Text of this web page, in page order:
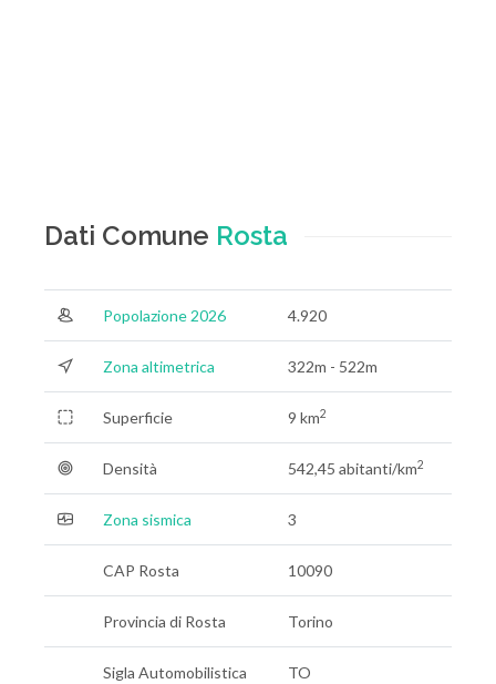
Dati Comune Rosta
Popolazione 2026 4.920
Zona altimetrica 322m - 522m
Superficie 9 km2
Densità 542,45 abitanti/km2
Zona sismica 3
CAP Rosta 10090
Provincia di Rosta Torino
Sigla Automobilistica TO